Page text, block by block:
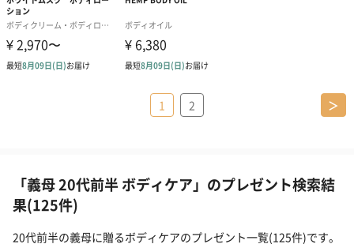
1 2 ＞
「義母 20代前半 ボディケア」のプレゼント検索結
果(125件)
20代前半の義母に贈るボディケアのプレゼント一覧(125件)です。